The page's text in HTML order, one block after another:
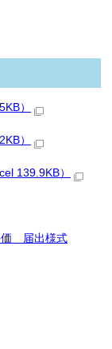
）
）
139.9KB）
価 届出様式